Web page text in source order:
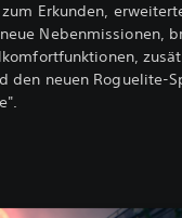
Erkunden,
Nebenmissionen,
den neuen Roguelite-